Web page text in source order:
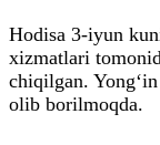
Hodisa 3-iyun
xizmatlari
chiqilgan.
olib borilmoqda.